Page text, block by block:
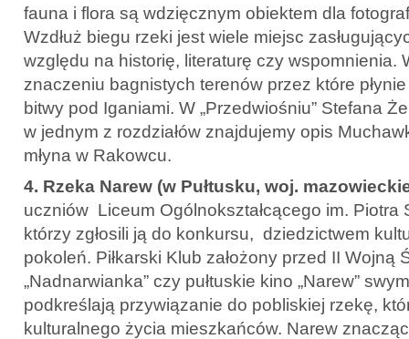
fauna i flora są wdzięcznym obiektem dla
Wzdłuż biegu rzeki jest wiele miejsc
względu na historię, literaturę czy wspomnienia.
znaczeniu bagnistych terenów przez które
bitwy pod Iganiami. W „Przedwiośniu” Stefana
w jednym z rozdziałów znajdujemy opis
młyna w Rakowcu.
4. Rzeka Narew (w Pułtusku, woj.
uczniów Liceum Ogólnokształcącego im. Piotra
którzy zgłosili ją do konkursu, dziedzictwem
pokoleń. Piłkarski Klub założony przed II Wojną
„Nadnarwianka” czy pułtuskie kino „Narew”
podkreślają przywiązanie do pobliskiej rzekę,
kulturalnego życia mieszkańców. Narew